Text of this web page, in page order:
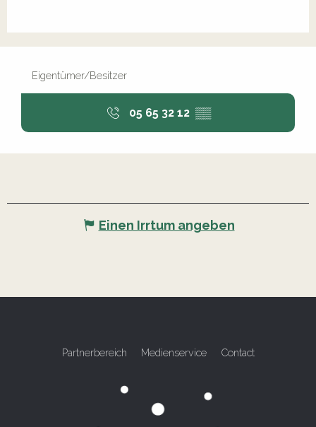
Eigentümer/Besitzer
05 65 32 12 ▒▒
Einen Irrtum angeben
Partnerbereich Medienservice Contact